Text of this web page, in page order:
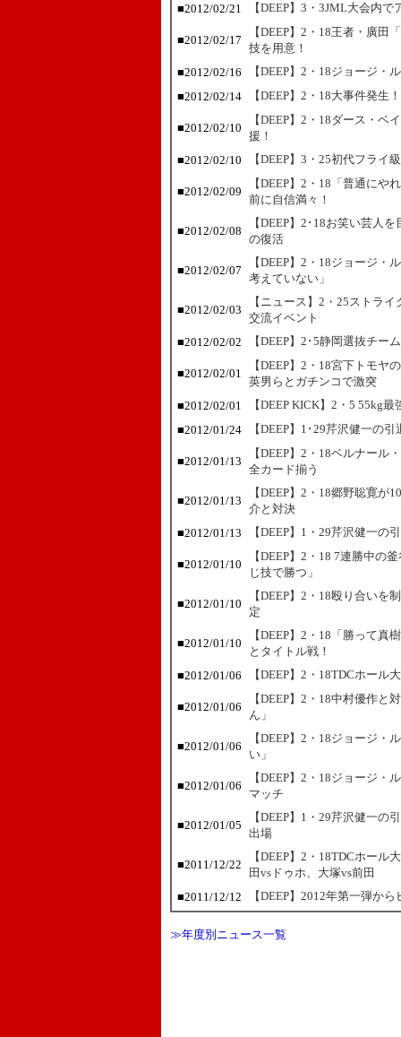
■2012/02/21
【DEEP】3・3JML大会内
■2012/02/17
【DEEP】2・18王者・廣田
技を用意！
■2012/02/16
【DEEP】2・18ジョージ・
■2012/02/14
【DEEP】2・18大事件発生
■2012/02/10
【DEEP】2・18ダース・ベ
援！
■2012/02/10
【DEEP】3・25初代フライ
■2012/02/09
【DEEP】2・18「普通にや
前に自信満々！
■2012/02/08
【DEEP】2･18お笑い芸人
の復活
■2012/02/07
【DEEP】2・18ジョージ・
考えていない」
■2012/02/03
【ニュース】2・25ストラ
交流イベント
■2012/02/02
【DEEP】2･5静岡選抜チー
■2012/02/01
【DEEP】2・18宮下トモヤ
英男らとガチンコで激突
■2012/02/01
【DEEP KICK】2・5 55kg
■2012/01/24
【DEEP】1･29芹沢健一の
■2012/01/13
【DEEP】2・18ベルナール
全カード揃う
■2012/01/13
【DEEP】2・18郷野聡寛が
介と対決
■2012/01/13
【DEEP】1・29芹沢健一の
■2012/01/10
【DEEP】2・18 7連勝中の
じ技で勝つ」
■2012/01/10
【DEEP】2・18殴り合いを
定
■2012/01/10
【DEEP】2・18「勝って真
とタイトル戦！
■2012/01/06
【DEEP】2・18TDCホール
■2012/01/06
【DEEP】2・18中村優作と
ん」
■2012/01/06
【DEEP】2・18ジョージ・
い」
■2012/01/06
【DEEP】2・18ジョージ・
マッチ
■2012/01/05
【DEEP】1・29芹沢健一の
出場
■2011/12/22
【DEEP】2・18TDCホール
田vsドゥホ、大塚vs前田
■2011/12/12
【DEEP】2012年第一弾か
≫年度別ニュース一覧